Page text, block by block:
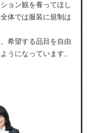
ョン観を養ってほし
体では服装に規制は
希望する品目を自由
うになっています。